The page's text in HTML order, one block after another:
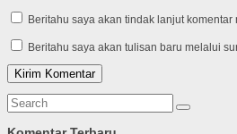
Beritahu saya akan tindak lanjut komentar
Beritahu saya akan tulisan baru melalui